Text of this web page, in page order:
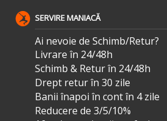
SERVIRE MANIACĂ
Ai nevoie de Schimb/Retur?
Livrare în 24/48h
Schimb & Retur în 24/48h
Drept retur în 30 zile
Banii înapoi în cont în 4 zile
Reducere de 3/5/10%